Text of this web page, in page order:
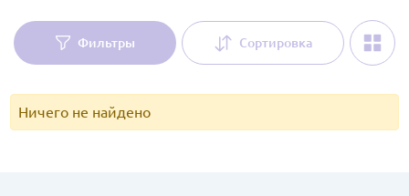
Фильтры Сортировка
Ничего не найдено